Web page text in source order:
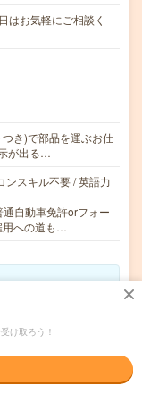
お気軽にご相談く
き)で部品を運ぶお仕
が出る…
ンスキル不要 / 英語力
自動車免許orフォー
用への道も…
け取ろう！